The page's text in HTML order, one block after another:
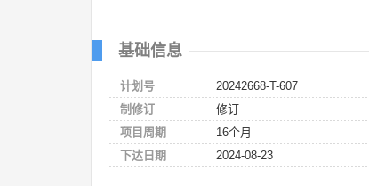
基础信息
计划号
20242668-T-607
制修订
修订
项目周期
16个月
下达日期
2024-08-23